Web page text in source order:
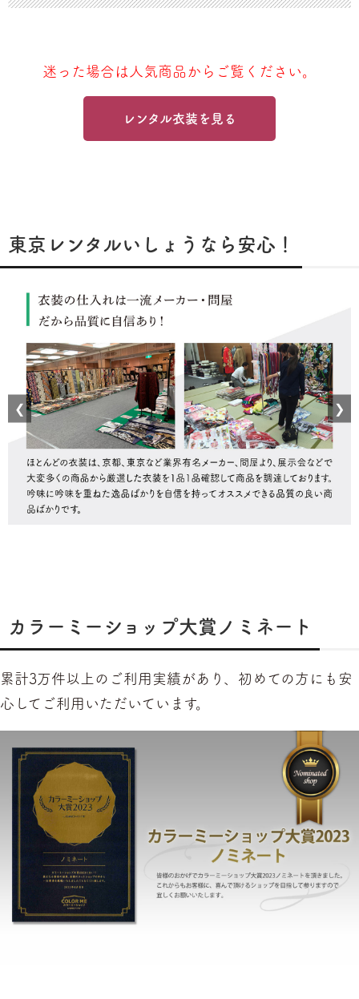
迷った場合は人気商品からご覧ください。
レンタル衣装を見る
東京レンタルいしょうなら安心！
❮ ❯
カラーミーショップ大賞ノミネート
累計3万件以上のご利用実績があり、初めての方にも安
心してご利用いただいています。